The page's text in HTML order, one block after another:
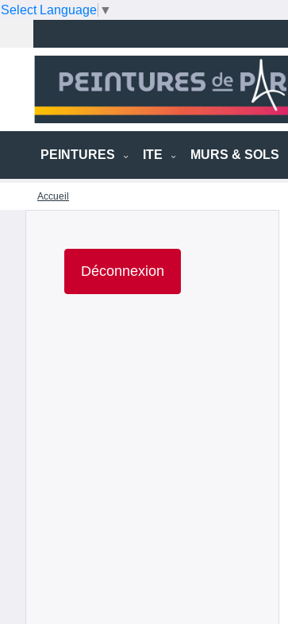
Select Language ▼
PEINTURES ITE MURS & SOLS
Accueil
Déconnexion